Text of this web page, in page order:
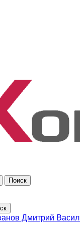
Поиск
Дмитрий